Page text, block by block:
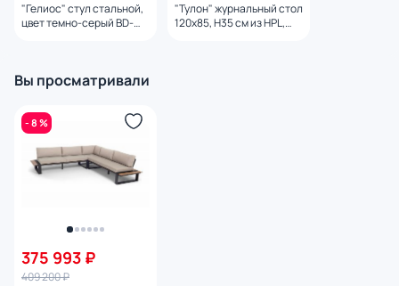
"Гелиос" стул стальной,
цвет темно-серый BD-
"Тулон" журнальный стол
120х85, H35 см из HPL,
Вы просматривали
- 8 %
375 993 ₽
409 200 ₽